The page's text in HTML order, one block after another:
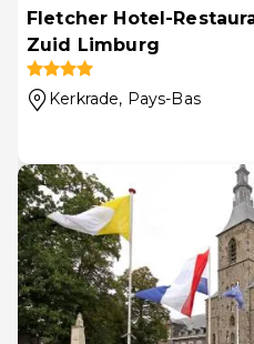
Fletcher Hotel-
Zuid Limburg
Kerkrade, Pays-Bas